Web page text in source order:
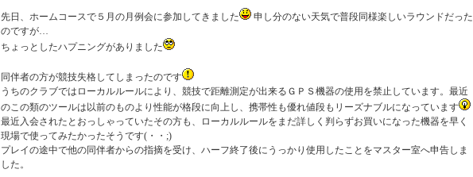
先日、ホームコースで５月の月例会に参加してきました
申し分のない天気で普段同様楽しいラウンドだった
のですが…
ちょっとしたハプニングがありました
同伴者の方が競技失格してしまったのです
うちのクラブではローカルルールにより、競技で距離測定が出来るＧＰＳ機器の使用を禁止しています。最近
のこの類のツールは以前のものより性能が格段に向上し、携帯性も優れ値段もリーズナブルになっています
最近入会されたとおっしゃっていたその方も、ローカルルールをまだ詳しく判らずお買いになった機器を早く
現場で使ってみたかったそうです(・・;)
プレイの途中で他の同伴者からの指摘を受け、ハーフ終了後にうっかり使用したことをマスター室へ申告しま
した。